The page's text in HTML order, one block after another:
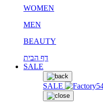
WOMEN
MEN
BEAUTY
דף הבית
SALE
SALE